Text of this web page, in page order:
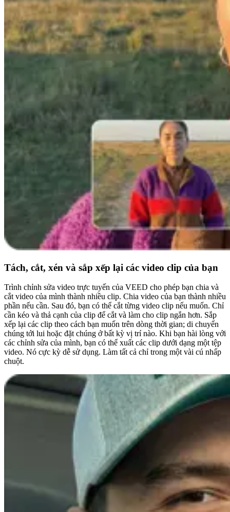
Tách, cắt, xén và sắp xếp lại các video clip của bạn
Trình chỉnh sửa video trực tuyến của VEED cho phép bạn chia và
cắt video của mình thành nhiều clip. Chia video của bạn thành nhiều
phần nếu cần. Sau đó, bạn có thể cắt từng video clip nếu muốn. Chỉ
cần kéo và thả cạnh của clip để cắt và làm cho clip ngắn hơn. Sắp
xếp lại các clip theo cách bạn muốn trên dòng thời gian; di chuyển
chúng tới lui hoặc đặt chúng ở bất kỳ vị trí nào. Khi bạn hài lòng với
các chỉnh sửa của mình, bạn có thể xuất các clip dưới dạng một tệp
video. Nó cực kỳ dễ sử dụng. Làm tất cả chỉ trong một vài cú nhấp
chuột.